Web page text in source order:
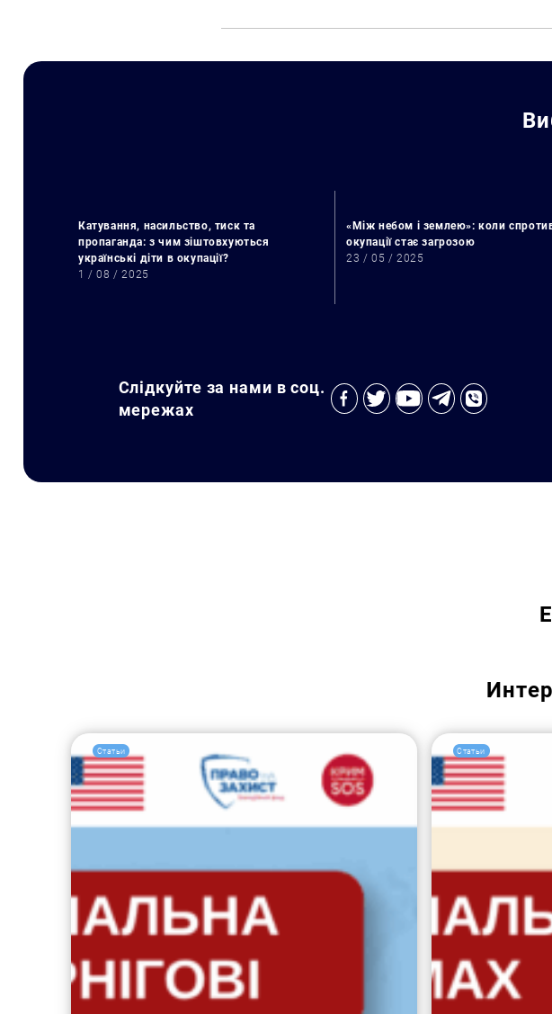
Катування, насильство, тиск та
пропаганда: з чим зіштовхуються
українські діти в окупації?
1 / 08 / 2025
«Між небом і землею»: коли
окупації стає загрозою
23 / 05 / 2025
Слідкуйте за нами в соц.
мережах
Статьи Статьи